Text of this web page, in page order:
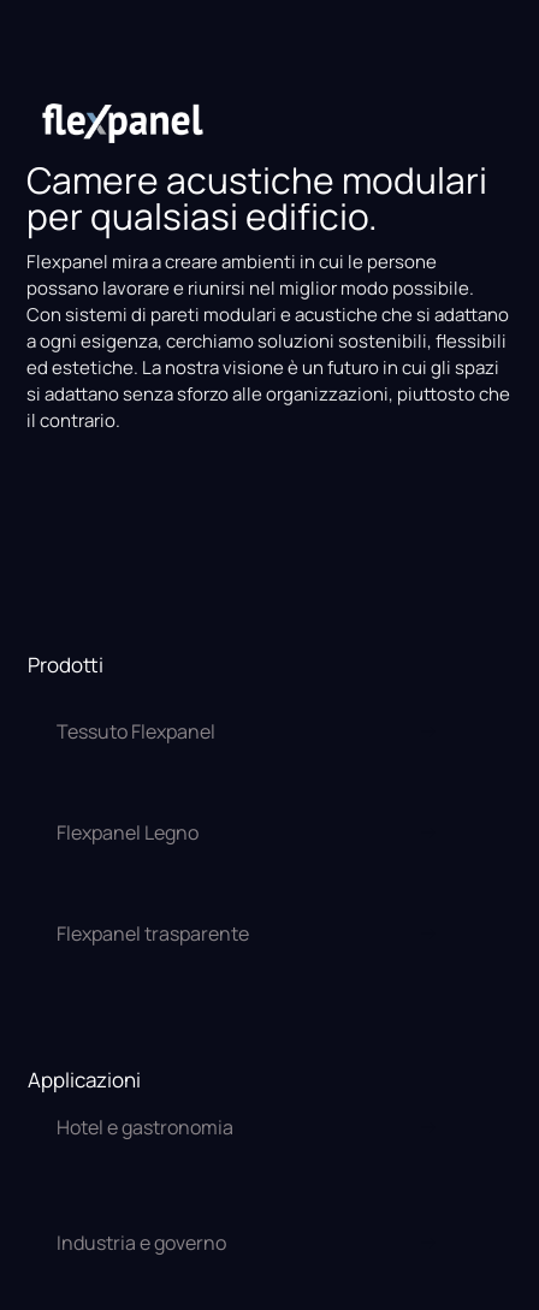
Camere acustiche modulari
per qualsiasi edificio.
Flexpanel mira a creare ambienti in cui le persone
possano lavorare e riunirsi nel miglior modo possibile.
Con sistemi di pareti modulari e acustiche che si adattano
a ogni esigenza, cerchiamo soluzioni sostenibili, flessibili
ed estetiche. La nostra visione è un futuro in cui gli spazi
si adattano senza sforzo alle organizzazioni, piuttosto che
il contrario.
Prodotti
Tessuto Flexpanel
Flexpanel Legno
Flexpanel trasparente
Applicazioni
Hotel e gastronomia
Industria e governo